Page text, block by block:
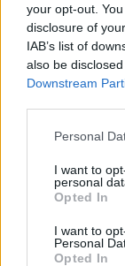
your opt-out.
disclosure of
IAB’s list of
also be
Downstream
Please note
not limited to
grant or deny
use your data
consent section.
Personal
I want to
personal
Opted In
I want to
Personal
Opted In
¿Cómo copiar
Si quieres jugar
una comunidad
desde cualquier
Para ello, el